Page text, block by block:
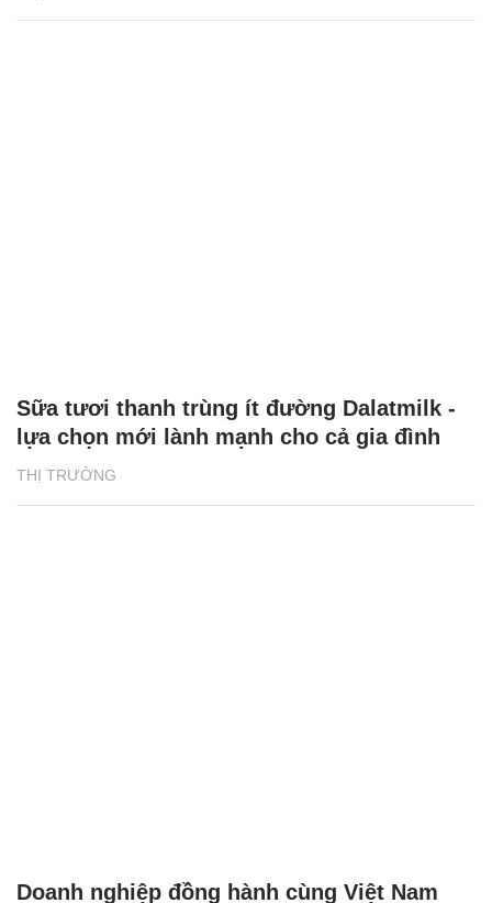
THỊ TRƯỜNG
Sữa tươi thanh trùng ít đường Dalatmilk -
lựa chọn mới lành mạnh cho cả gia đình
Doanh nghiệp đồng hành cùng Việt Nam